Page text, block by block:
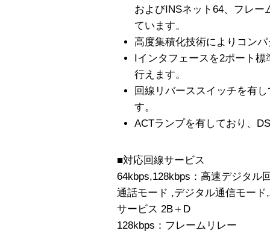
およびINSネット64、フレ
ています。
高度集積化技術によりコン
Iインタフェースを2ポート
行えます。
回線リバーススイッチを有
す。
ACTランプを有しており、
■対応回線サービス
64kbps,128kbps：高速デジタル
通話モード ,デジタル通信モー
サービス 2B＋D
128kbps：フレームリレー